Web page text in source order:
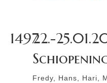
149722.-
Fredy, Hans, Hari,